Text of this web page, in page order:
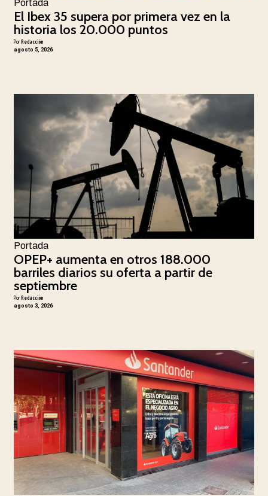
Portada
El Ibex 35 supera por primera vez en la
historia los 20.000 puntos
PorRedacción
agosto 5, 2026
Portada
OPEP+ aumenta en otros 188.000
barriles diarios su oferta a partir de
septiembre
PorRedacción
agosto 3, 2026